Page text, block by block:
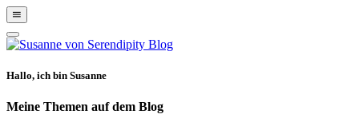
Show
Offscreen
Content
Hide
Offscreen
Hallo, ich bin Susanne
Meine Themen auf dem Blog